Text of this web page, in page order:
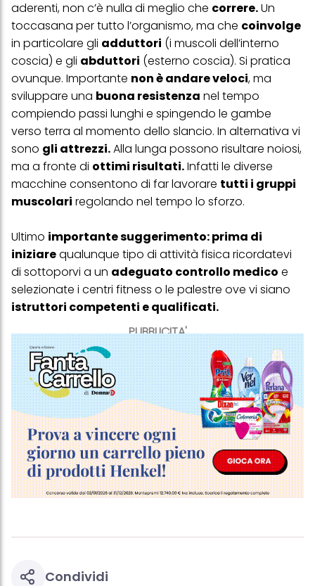
PUBBLICITA'
aderenti, non c’è nulla di meglio che correre.Un
toccasana per tutto l’organismo, ma che coinvolge
in particolare gli adduttori (i muscoli dell’interno
coscia) e gli abduttori (esterno coscia). Si pratica
ovunque. Importante non è andare veloci, ma
sviluppare una buona resistenza nel tempo
compiendo passi lunghi e spingendo le gambe
verso terra al momento dello slancio. In alternativa vi
sono gli attrezzi.Alla lunga possono risultare noiosi,
ma a fronte di ottimi risultati.Infatti le diverse
macchine consentono di far lavorare tutti i gruppi
muscolari regolando nel tempo lo sforzo.
Ultimo importante suggerimento: prima di
iniziarequalunque tipo di attività fisica ricordatevi
di sottoporvi a un adeguato controllo medico e
selezionate i centri fitness o le palestre ove vi siano
istruttori competenti e qualificati.
Condividi
questo sito web.